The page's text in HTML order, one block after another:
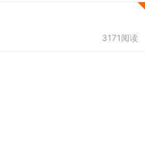
3171阅读